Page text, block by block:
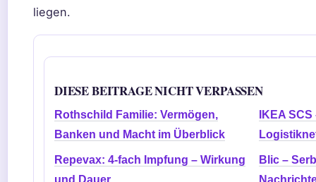
liegen.
DIESE BEITRAGE NICHT VERPASSEN
Rothschild Familie: Vermögen,
Banken und Macht im Überblick
IKEA
Repevax: 4-fach Impfung – Wirkung
und Dauer
Blic –